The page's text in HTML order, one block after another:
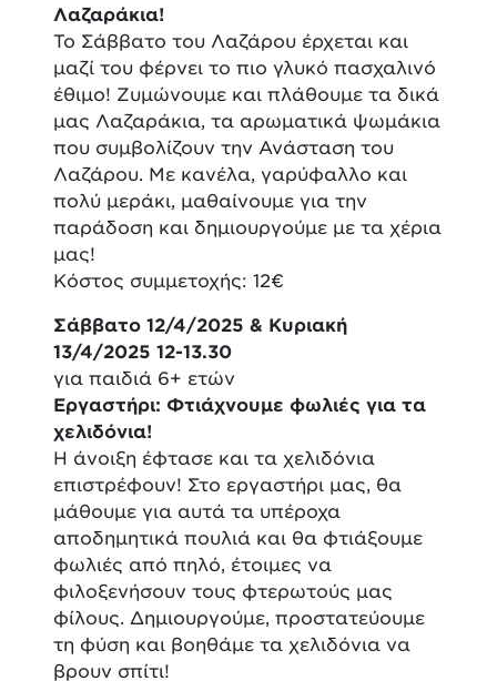
Λαζαράκια!
Το Σάββατο του Λαζάρου έρχεται και
μαζί του φέρνει το πιο γλυκό πασχαλινό
έθιμο! Ζυμώνουμε και πλάθουμε τα δικά
μας Λαζαράκια, τα αρωματικά ψωμάκια
που συμβολίζουν την Ανάσταση του
Λαζάρου. Με κανέλα, γαρύφαλλο και
πολύ μεράκι, μαθαίνουμε για την
παράδοση και δημιουργούμε με τα χέρια
μας!
Κόστος συμμετοχής: 12€
Σάββατο 12/4/2025 & Κυριακή
13/4/2025 12-13.30
για παιδιά 6+ ετών
Εργαστήρι: Φτιάχνουμε φωλιές για τα
χελιδόνια!
Η άνοιξη έφτασε και τα χελιδόνια
επιστρέφουν! Στο εργαστήρι μας, θα
μάθουμε για αυτά τα υπέροχα
αποδημητικά πουλιά και θα φτιάξουμε
φωλιές από πηλό, έτοιμες να
φιλοξενήσουν τους φτερωτούς μας
φίλους. Δημιουργούμε, προστατεύουμε
τη φύση και βοηθάμε τα χελιδόνια να
βρουν σπίτι!